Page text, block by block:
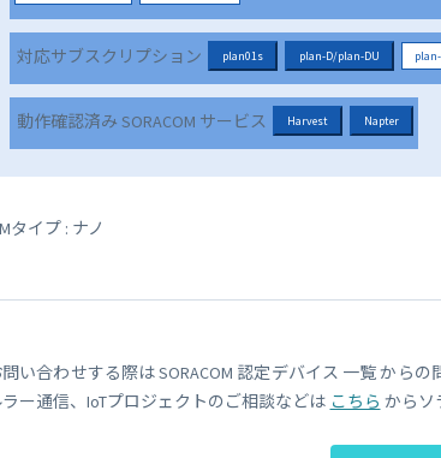
対応サブスクリプション plan01s plan-D/plan-DU
動作確認済み SORACOM サービス Harvest Napter
タイプ : ナノ
い合わせする際は SORACOM 認定デバイス 一覧 から
ー通信、IoTプロジェクトのご相談などは こちら からソ